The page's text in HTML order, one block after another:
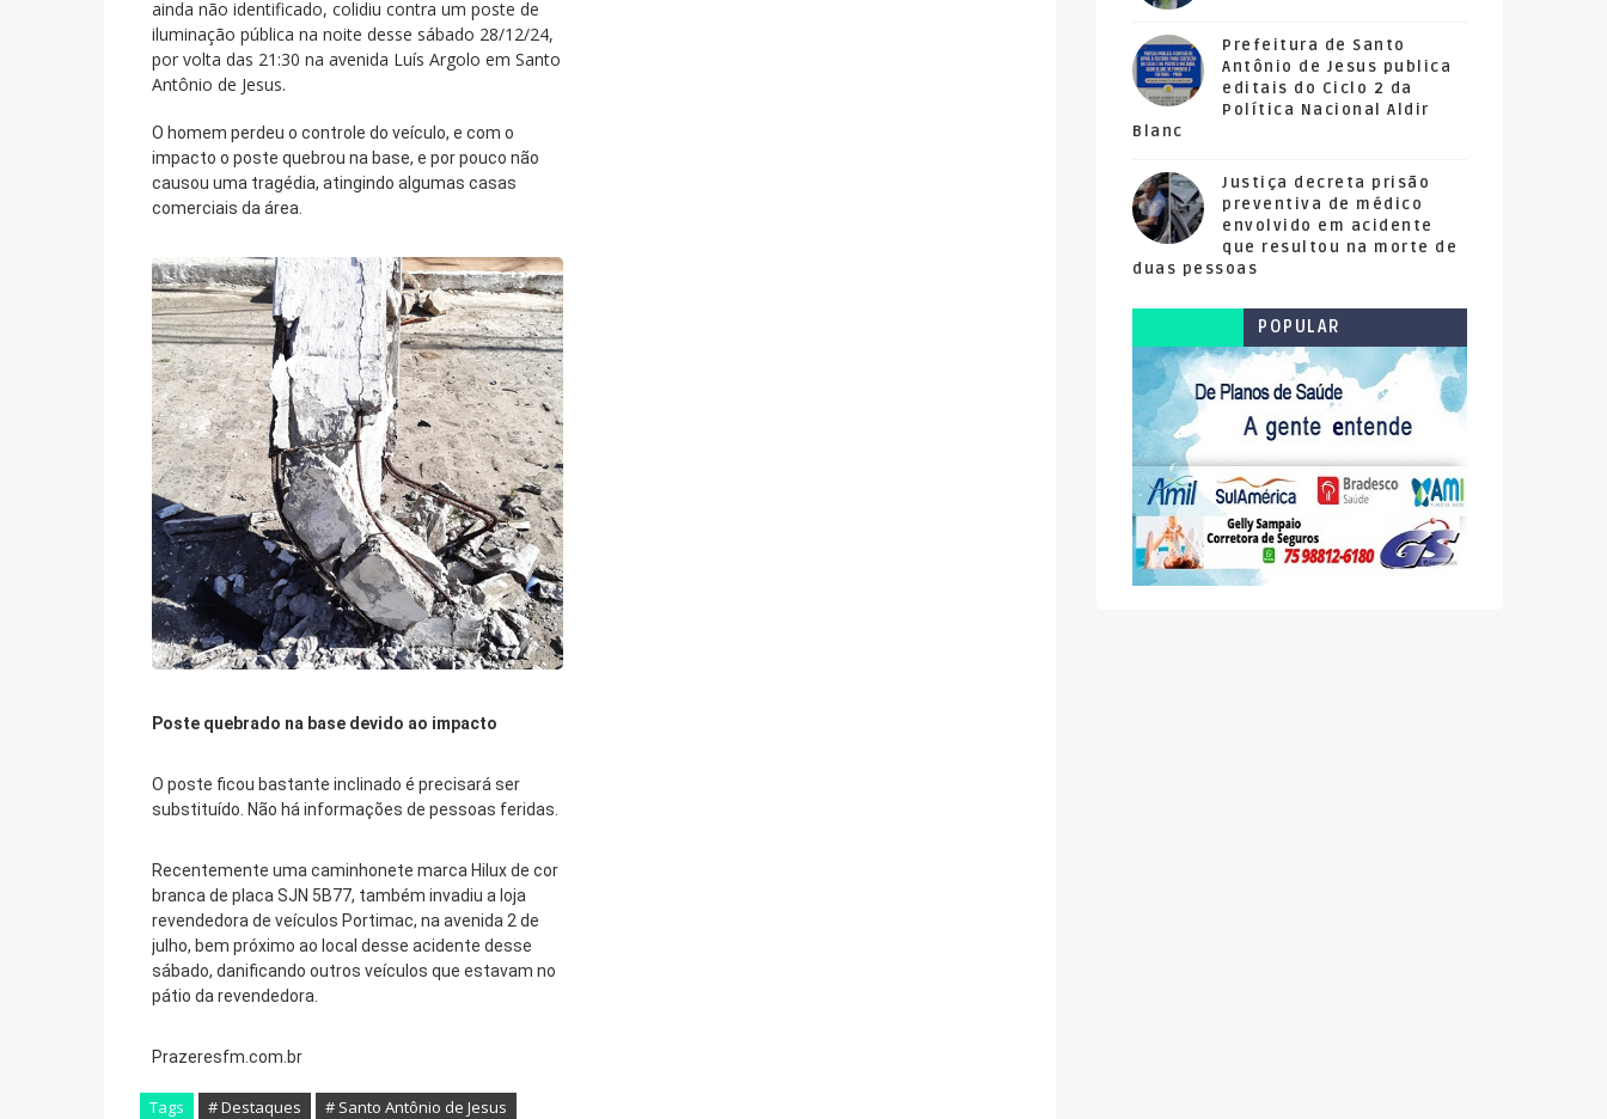
ainda não identificado, colidiu contra um poste de
iluminação pública na noite desse sábado 28/12/24,
por volta das 21:30 na avenida Luís Argolo em Santo
Antônio de Jesus.
O homem perdeu o controle do veículo, e com o
impacto o poste quebrou na base, e por pouco não
causou uma tragédia, atingindo algumas casas
comerciais da área.
Poste quebrado na base devido ao impacto
O poste ficou bastante inclinado é precisará ser
substituído. Não há informações de pessoas feridas.
Recentemente uma caminhonete marca Hilux de cor
branca de placa SJN 5B77, também invadiu a loja
revendedora de veículos Portimac, na avenida 2 de
julho, bem próximo ao local desse acidente desse
sábado, danificando outros veículos que estavam no
pátio da revendedora.
Prazeresfm.com.br
Tags # Destaques
# Santo Antônio de Jesus
Prefeitura de Santo
Antônio de Jesus publica
editais do Ciclo 2 da
Política Nacional Aldir
Blanc
Justiça decreta prisão
preventiva de médico
envolvido em acidente
que resultou na morte de
duas pessoas
POPULAR